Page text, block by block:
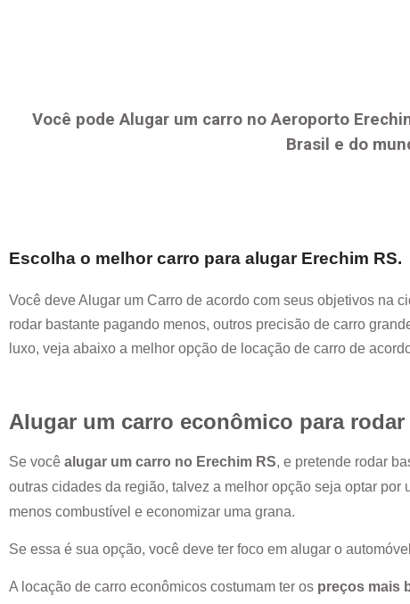
Você pode Alugar um carro no Aeroporto
Brasil e do
Escolha o melhor carro para alugar Erechim RS.
Você deve Alugar um Carro de acordo com seus objetivos na
rodar bastante pagando menos, outros precisão de carro
luxo, veja abaixo a melhor opção de locação de carro de
Alugar um carro econômico para rodar
Se você alugar um carro no Erechim RS, e pretende rodar
outras cidades da região, talvez a melhor opção seja optar por
menos combustível e economizar uma grana.
Se essa é sua opção, você deve ter foco em alugar o
A locação de carro econômicos costumam ter os preços mais